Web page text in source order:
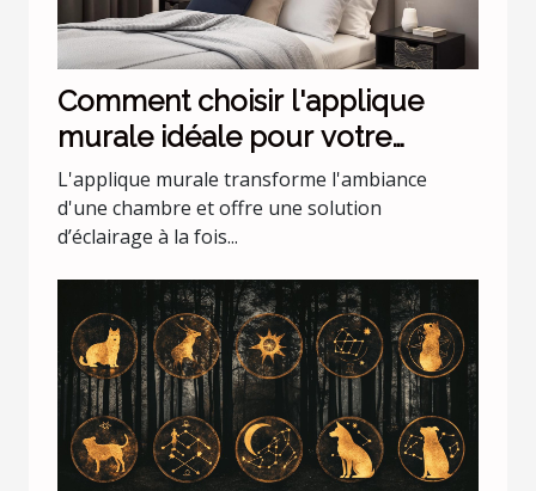
Comment choisir l'applique
murale idéale pour votre
chambre
L'applique murale transforme l'ambiance
d'une chambre et offre une solution
d’éclairage à la fois...